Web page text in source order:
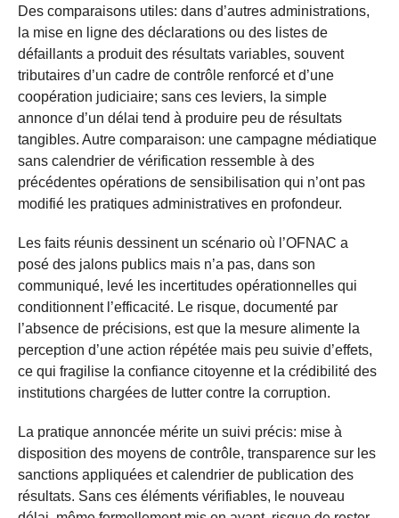
Des comparaisons utiles: dans d’autres administrations,
la mise en ligne des déclarations ou des listes de
défaillants a produit des résultats variables, souvent
tributaires d’un cadre de contrôle renforcé et d’une
coopération judiciaire; sans ces leviers, la simple
annonce d’un délai tend à produire peu de résultats
tangibles. Autre comparaison: une campagne médiatique
sans calendrier de vérification ressemble à des
précédentes opérations de sensibilisation qui n’ont pas
modifié les pratiques administratives en profondeur.
Les faits réunis dessinent un scénario où l’OFNAC a
posé des jalons publics mais n’a pas, dans son
communiqué, levé les incertitudes opérationnelles qui
conditionnent l’efficacité. Le risque, documenté par
l’absence de précisions, est que la mesure alimente la
perception d’une action répétée mais peu suivie d’effets,
ce qui fragilise la confiance citoyenne et la crédibilité des
institutions chargées de lutter contre la corruption.
La pratique annoncée mérite un suivi précis: mise à
disposition des moyens de contrôle, transparence sur les
sanctions appliquées et calendrier de publication des
résultats. Sans ces éléments vérifiables, le nouveau